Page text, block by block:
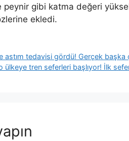
peynir gibi katma değeri
ekledi.
astım tedavisi gördü! Gerçek başka
ülkeye tren seferleri başlıyor! İlk